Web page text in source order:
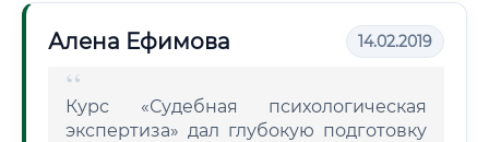
Алена Ефимова 14.02.2019
Курс «Судебная психологическая
экспертиза» дал глубокую подготовку